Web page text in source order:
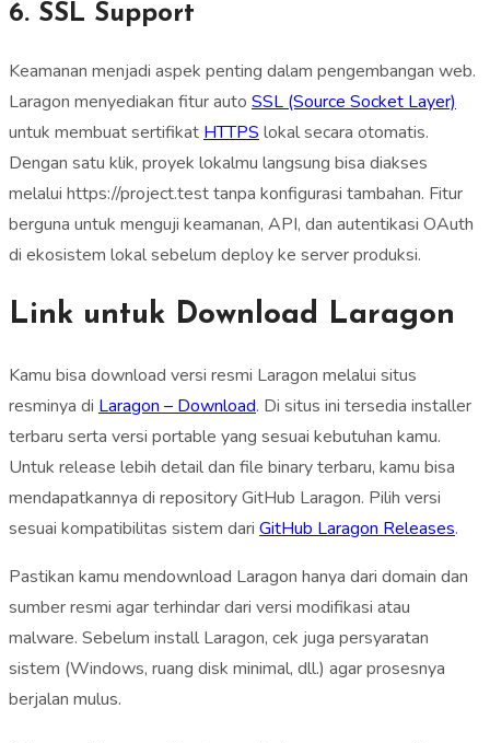
6. SSL Support
Keamanan menjadi aspek penting dalam pengembangan web.
Laragon menyediakan fitur auto SSL (Source Socket Layer)
untuk membuat sertifikat HTTPS lokal secara otomatis.
Dengan satu klik, proyek lokalmu langsung bisa diakses
melalui https://project.test tanpa konfigurasi tambahan. Fitur
berguna untuk menguji keamanan, API, dan autentikasi OAuth
di ekosistem lokal sebelum deploy ke server produksi.
Link untuk Download Laragon
Kamu bisa download versi resmi Laragon melalui situs
resminya di Laragon – Download. Di situs ini tersedia installer
terbaru serta versi portable yang sesuai kebutuhan kamu.
Untuk release lebih detail dan file binary terbaru, kamu bisa
mendapatkannya di repository GitHub Laragon. Pilih versi
sesuai kompatibilitas sistem dari GitHub Laragon Releases.
Pastikan kamu mendownload Laragon hanya dari domain dan
sumber resmi agar terhindar dari versi modifikasi atau
malware. Sebelum install Laragon, cek juga persyaratan
sistem (Windows, ruang disk minimal, dll.) agar prosesnya
berjalan mulus.